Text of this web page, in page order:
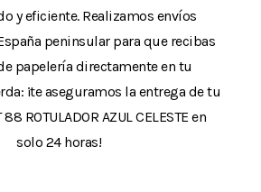
y eficiente. Realizamos envíos
peninsular para que recibas
papelería directamente en tu
¡te aseguramos la entrega de tu
88 ROTULADOR AZUL CELESTE en
solo 24 horas!